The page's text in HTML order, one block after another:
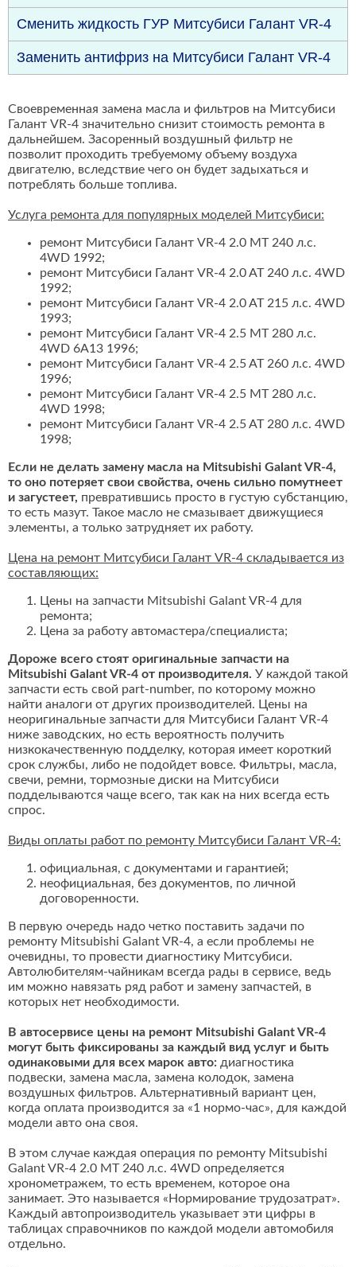
Сменить жидкость ГУР Митсубиси Галант VR-4
Заменить антифриз на Митсубиси Галант VR-4
Своевременная замена масла и фильтров на Митсубиси
Галант VR-4 значительно снизит стоимость ремонта в
дальнейшем. Засоренный воздушный фильтр не
позволит проходить требуемому объему воздуха
двигателю, вследствие чего он будет задыхаться и
потреблять больше топлива.
Услуга ремонта для популярных моделей Митсубиси:
ремонт Митсубиси Галант VR-4 2.0 MT 240 л.с.
4WD 1992;
ремонт Митсубиси Галант VR-4 2.0 AT 240 л.с. 4WD
1992;
ремонт Митсубиси Галант VR-4 2.0 AT 215 л.с. 4WD
1993;
ремонт Митсубиси Галант VR-4 2.5 MT 280 л.с.
4WD 6A13 1996;
ремонт Митсубиси Галант VR-4 2.5 AT 260 л.с. 4WD
1996;
ремонт Митсубиси Галант VR-4 2.5 MT 280 л.с.
4WD 1998;
ремонт Митсубиси Галант VR-4 2.5 AT 280 л.с. 4WD
1998;
Если не делать замену масла на Mitsubishi Galant VR-4,
то оно потеряет свои свойства, очень сильно помутнеет
и загустеет, превратившись просто в густую субстанцию,
то есть мазут. Такое масло не смазывает движущиеся
элементы, а только затрудняет их работу.
Цена на ремонт Митсубиси Галант VR-4 складывается из
составляющих:
Цены на запчасти Mitsubishi Galant VR-4 для
ремонта;
Цена за работу автомастера/специалиста;
Дороже всего стоят оригинальные запчасти на
Mitsubishi Galant VR-4 от производителя. У каждой такой
запчасти есть свой part-number, по которому можно
найти аналоги от других производителей. Цены на
неоригинальные запчасти для Митсубиси Галант VR-4
ниже заводских, но есть вероятность получить
низкокачественную подделку, которая имеет короткий
срок службы, либо не подойдет вовсе. Фильтры, масла,
свечи, ремни, тормозные диски на Митсубиси
подделываются чаще всего, так как на них всегда есть
спрос.
Виды оплаты работ по ремонту Митсубиси Галант VR-4:
официальная, с документами и гарантией;
неофициальная, без документов, по личной
договоренности.
В первую очередь надо четко поставить задачи по
ремонту Mitsubishi Galant VR-4, а если проблемы не
очевидны, то провести диагностику Митсубиси.
Автолюбителям-чайникам всегда рады в сервисе, ведь
им можно навязать ряд работ и замену запчастей, в
которых нет необходимости.
В автосервисе цены на ремонт Mitsubishi Galant VR-4
могут быть фиксированы за каждый вид услуг и быть
одинаковыми для всех марок авто: диагностика
подвески, замена масла, замена колодок, замена
воздушных фильтров. Альтернативный вариант цен,
когда оплата производится за «1 нормо-час», для каждой
модели авто она своя.
В этом случае каждая операция по ремонту Mitsubishi
Galant VR-4 2.0 MT 240 л.с. 4WD определяется
хронометражем, то есть временем, которое она
занимает. Это называется «Нормирование трудозатрат».
Каждый автопроизводитель указывает эти цифры в
таблицах справочников по каждой модели автомобиля
отдельно.